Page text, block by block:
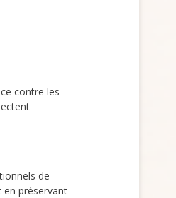
contre les
de
en préservant